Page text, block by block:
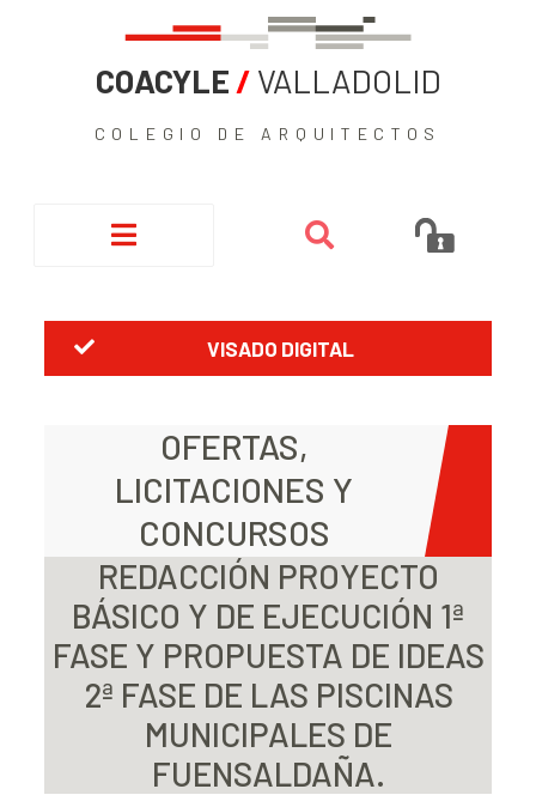
COACYLE / VALLADOLID
COLEGIO DE ARQUITECTOS
VISADO DIGITAL
OFERTAS,
LICITACIONES Y
CONCURSOS
REDACCIÓN PROYECTO
BÁSICO Y DE EJECUCIÓN 1ª
FASE Y PROPUESTA DE IDEAS
2ª FASE DE LAS PISCINAS
MUNICIPALES DE
FUENSALDAÑA.